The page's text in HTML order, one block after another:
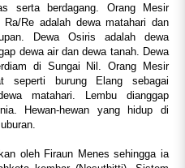
serta berdagang. Orang Mesir
Re adalah dewa matahari dan
Dewa Osiris adalah dewa
dewa air dan dewa tanah. Dewa
di Sungai Nil. Orang Mesir
seperti burung Elang sebagai
matahari. Lembu dianggap
Hewan-hewan yang hidup di
oleh Firaun Menes sehingga ia